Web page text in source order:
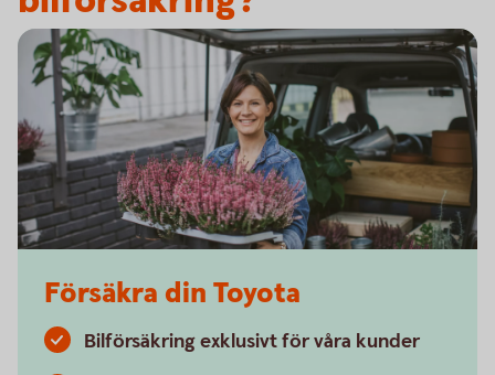
Försäkra din Toyota
Bilförsäkring exklusivt för våra kunder